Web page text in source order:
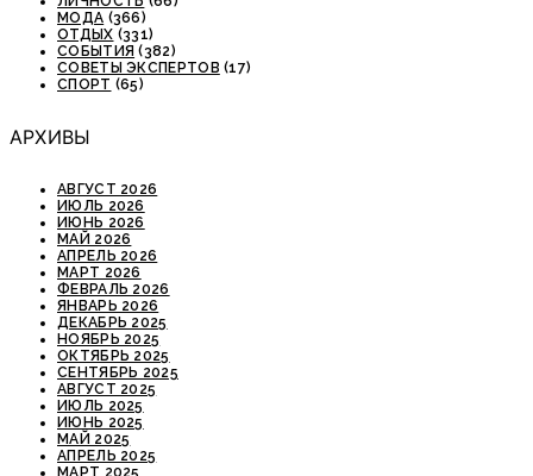
МОДА (366)
ОТДЫХ (331)
СОБЫТИЯ (382)
СОВЕТЫ ЭКСПЕРТОВ (17)
СПОРТ (65)
АРХИВЫ
АВГУСТ 2026
ИЮЛЬ 2026
ИЮНЬ 2026
МАЙ 2026
АПРЕЛЬ 2026
МАРТ 2026
ФЕВРАЛЬ 2026
ЯНВАРЬ 2026
ДЕКАБРЬ 2025
НОЯБРЬ 2025
ОКТЯБРЬ 2025
СЕНТЯБРЬ 2025
АВГУСТ 2025
ИЮЛЬ 2025
ИЮНЬ 2025
МАЙ 2025
АПРЕЛЬ 2025
МАРТ 2025